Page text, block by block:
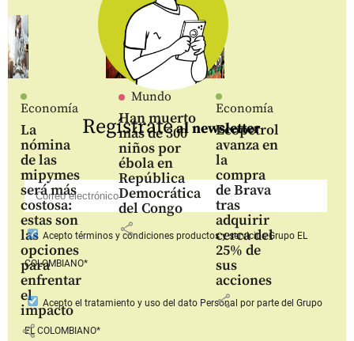
Economía
La
nómina
de las
mipymes
será más
costosa:
estas son
las
opciones
para
enfrentar
el
impacto
share
Mundo
Han muerto
más de 300
niños por
ébola en
República
Democrática
del Congo
share
Economía
Ecopetrol
avanza en
la
compra
de Brava
tras
adquirir
cerca del
25% de
sus
acciones
share
Regístrateal newsletter
Aceptotérminos y condiciones productos y serviciosGrupo EL
COLOMBIANO*
Acepto el tratamiento y uso del dato Personal por parte del Grupo
EL COLOMBIANO*